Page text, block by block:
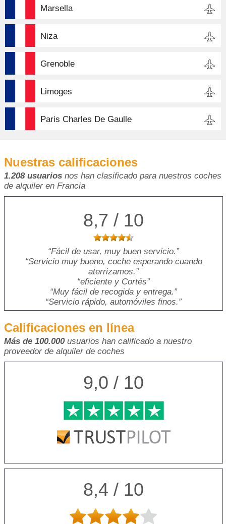
Marsella
Niza
Grenoble
Limoges
Paris Charles De Gaulle
Nuestras calificaciones
1.208 usuarios nos han clasificado para nuestros coches
de alquiler en Francia
8,7 / 10
Fácil de usar, muy buen servicio.
Servicio muy bueno, coche esperando cuando
aterrizamos.
eficiente y Cortés
Muy fácil de recogida y entrega.
Servicio rápido, automóviles finos.
Calificaciones en línea
Más de 100.000usuarios han calificado a nuestro
proveedor de alquiler de coches
9,0 / 10
8,4 / 10